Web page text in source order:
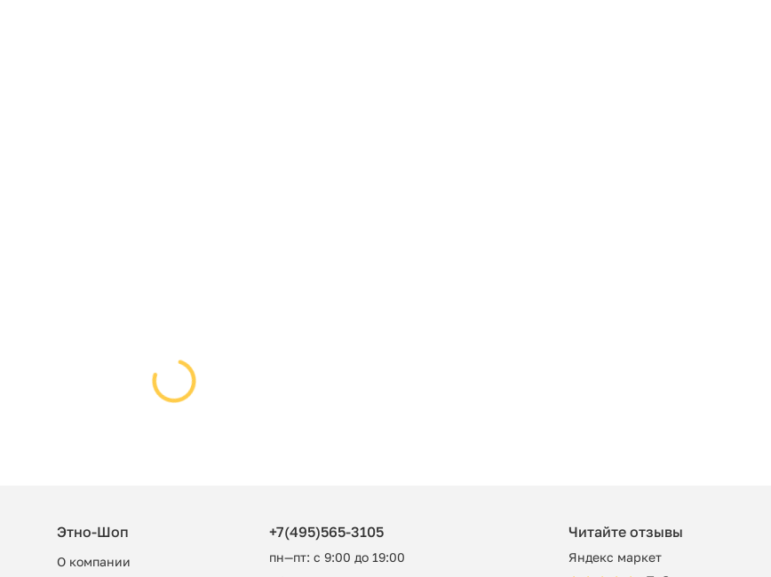
Этно-Шоп
О компании
+7(495)565-3105
пн—пт: с 9:00 до 19:00
Читайте отзывы
Яндекс маркет